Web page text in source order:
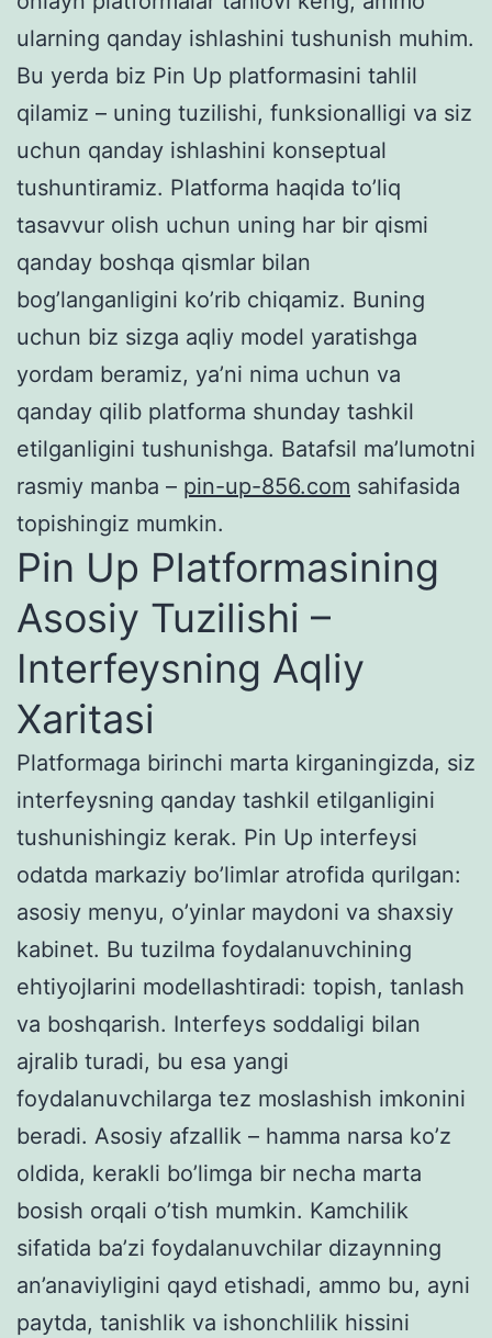
ularning qanday ishlashini tushunish muhim.
Bu yerda biz Pin Up platformasini tahlil
qilamiz – uning tuzilishi, funksionalligi va siz
uchun qanday ishlashini konseptual
tushuntiramiz. Platforma haqida to’liq
tasavvur olish uchun uning har bir qismi
qanday boshqa qismlar bilan
bog’langanligini ko’rib chiqamiz. Buning
uchun biz sizga aqliy model yaratishga
yordam beramiz, ya’ni nima uchun va
qanday qilib platforma shunday tashkil
etilganligini tushunishga. Batafsil ma’lumotni
rasmiy manba – pin-up-856.com sahifasida
topishingiz mumkin.
Pin Up Platformasining
Asosiy Tuzilishi –
Interfeysning Aqliy
Xaritasi
Platformaga birinchi marta kirganingizda, siz
interfeysning qanday tashkil etilganligini
tushunishingiz kerak. Pin Up interfeysi
odatda markaziy bo’limlar atrofida qurilgan:
asosiy menyu, o’yinlar maydoni va shaxsiy
kabinet. Bu tuzilma foydalanuvchining
ehtiyojlarini modellashtiradi: topish, tanlash
va boshqarish. Interfeys soddaligi bilan
ajralib turadi, bu esa yangi
foydalanuvchilarga tez moslashish imkonini
beradi. Asosiy afzallik – hamma narsa ko’z
oldida, kerakli bo’limga bir necha marta
bosish orqali o’tish mumkin. Kamchilik
sifatida ba’zi foydalanuvchilar dizaynning
an’anaviyligini qayd etishadi, ammo bu, ayni
paytda, tanishlik va ishonchlilik hissini